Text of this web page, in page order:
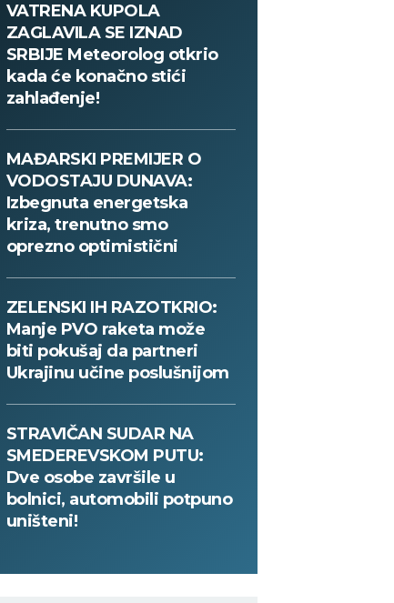
VATRENA KUPOLA
ZAGLAVILA SE IZNAD
SRBIJE Meteorolog otkrio
kada će konačno stići
zahlađenje!
MAĐARSKI PREMIJER O
VODOSTAJU DUNAVA:
Izbegnuta energetska
kriza, trenutno smo
oprezno optimistični
ZELENSKI IH RAZOTKRIO:
Manje PVO raketa može
biti pokušaj da partneri
Ukrajinu učine poslušnijom
STRAVIČAN SUDAR NA
SMEDEREVSKOM PUTU:
Dve osobe završile u
bolnici, automobili potpuno
uništeni!